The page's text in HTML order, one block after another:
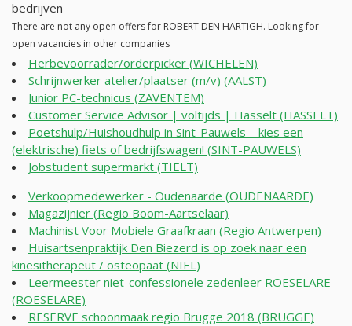
bedrijven
There are not any open offers for ROBERT DEN HARTIGH. Looking for
open vacancies in other companies
Herbevoorrader/orderpicker (WICHELEN)
Schrijnwerker atelier/plaatser (m/v) (AALST)
Junior PC-technicus (ZAVENTEM)
Customer Service Advisor | voltijds | Hasselt (HASSELT)
Poetshulp/Huishoudhulp in Sint-Pauwels – kies een
(elektrische) fiets of bedrijfswagen! (SINT-PAUWELS)
Jobstudent supermarkt (TIELT)
Verkoopmedewerker - Oudenaarde (OUDENAARDE)
Magazijnier (Regio Boom-Aartselaar)
Machinist Voor Mobiele Graafkraan (Regio Antwerpen)
Huisartsenpraktijk Den Biezerd is op zoek naar een
kinesitherapeut / osteopaat (NIEL)
Leermeester niet-confessionele zedenleer ROESELARE
(ROESELARE)
RESERVE schoonmaak regio Brugge 2018 (BRUGGE)